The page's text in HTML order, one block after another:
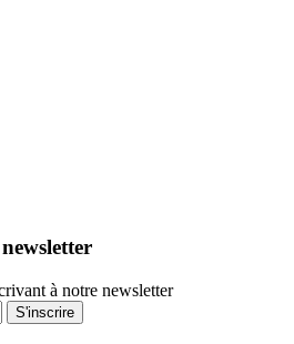
à notre newsletter
S'inscrire